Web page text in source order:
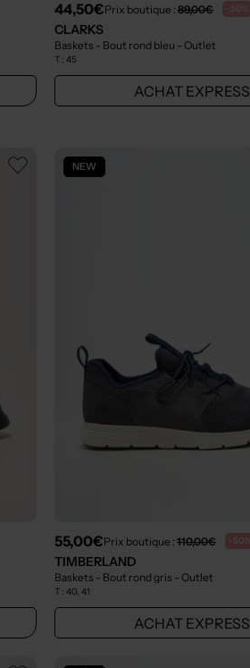
44,50€Prix boutique :89,00€ -50%
CLARKS
Baskets - Bout rond bleu - Outlet
T :45
ACHAT EXPRESS
NEW
55,00€Prix boutique :110,00€ -50%
TIMBERLAND
Baskets - Bout rond gris - Outlet
T :40, 41
ACHAT EXPRESS